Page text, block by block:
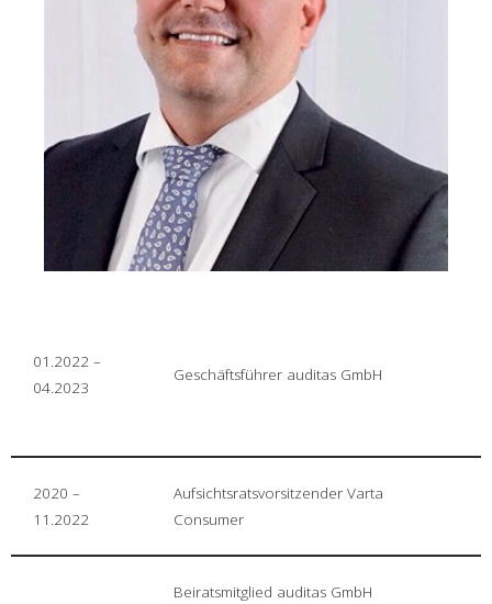
01.2022 –
04.2023
Geschäftsführer auditas GmbH
2020 –
11.2022
Aufsichtsratsvorsitzender Varta
Consumer
Beiratsmitglied auditas GmbH